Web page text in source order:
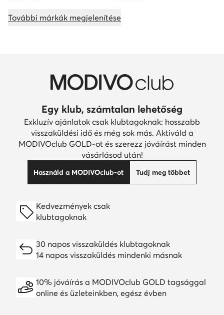
MODIVOclub GOLD-ot és szerezz jóváírást minden
vásárlásod után!
Használd a MODIVOclub-ot Tudj meg többet
Kedvezmények csak
30 napos visszaküldés klubtagoknak
10% jóváírás a MODIVOclub GOLD tagsággal
A jóváírás minden promócióval és leárazással